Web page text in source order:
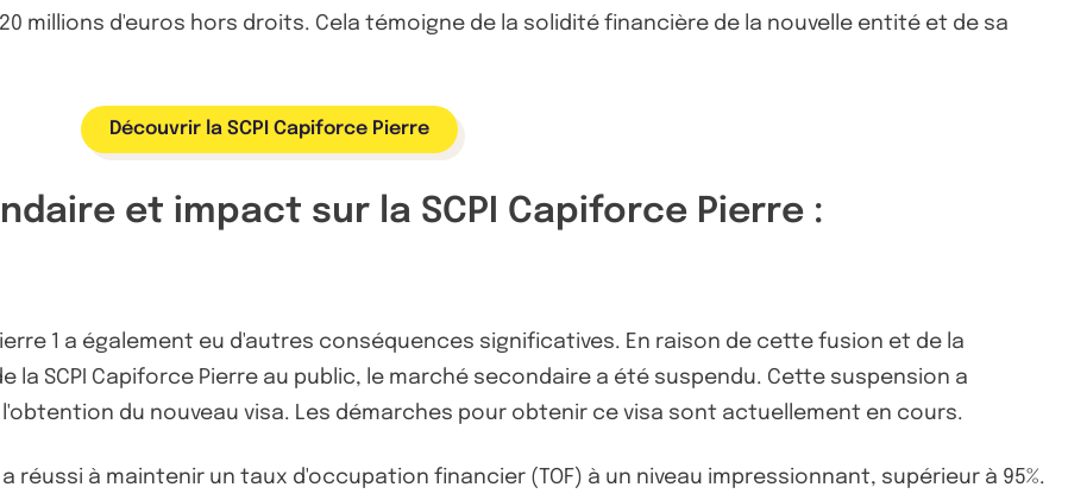
millions d'euros hors droits. Cela témoigne de la solidité financière de la nouvelle entité et de sa
Découvrir la SCPI Capiforce Pierre
et impact sur la SCPI Capiforce Pierre :
1 a également eu d'autres conséquences significatives. En raison de cette fusion et de la
SCPI Capiforce Pierre au public, le marché secondaire a été suspendu. Cette suspension a
du nouveau visa. Les démarches pour obtenir ce visa sont actuellement en cours.
réussi à maintenir un taux d'occupation financier (TOF) à un niveau impressionnant, supérieur à 95%.